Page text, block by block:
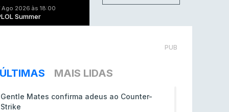
Ago 2026 às 18:00
Summer
PUB
ÚLTIMAS MAIS LIDAS
Gentle Mates confirma adeus ao Counter-
Strike